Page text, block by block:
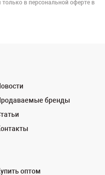
в персональной оферте в
бренды
оптом